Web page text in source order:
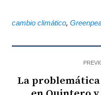
cambio climático,
La